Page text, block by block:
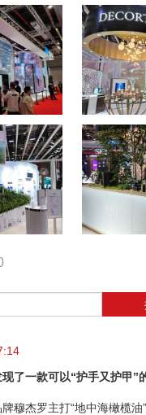
了一款可以“护手又护甲”
穆杰罗主打“地中海橄榄油